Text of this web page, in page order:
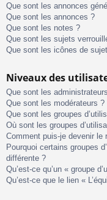
Que sont les annonces
Que sont les annonces ?
Que sont les notes ?
Que sont les sujets
Que sont les icônes de
Niveaux des
Que sont les
Que sont les modérateurs ?
Que sont les groupes
Où sont les groupes
Comment puis-je devenir le
Pourquoi certains groupes
différente ?
Qu’est-ce qu’un « groupe
Qu’est-ce que le lien «